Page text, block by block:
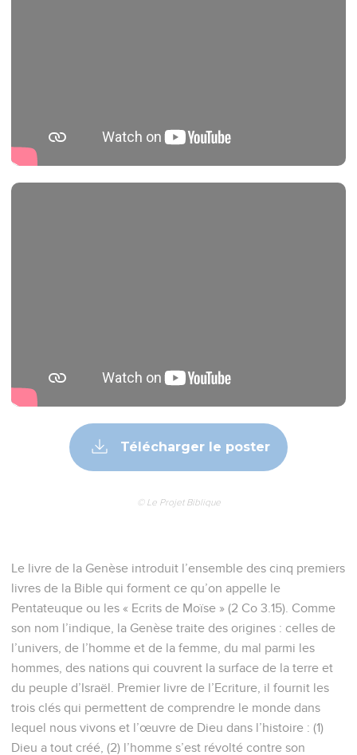
Télécharger le poster
© Le Projet Biblique
Le livre de la Genèse introduit l’ensemble des cinq premiers
livres de la Bible qui forment ce qu’on appelle le
Pentateuque ou les « Ecrits de Moïse » (2 Co 3.15). Comme
son nom l’indique, la Genèse traite des origines : celles de
l’univers, de l’homme et de la femme, du mal parmi les
hommes, des nations qui couvrent la surface de la terre et
du peuple d’Israël. Premier livre de l’Ecriture, il fournit les
trois clés qui permettent de comprendre le monde dans
lequel nous vivons et l’œuvre de Dieu dans l’histoire : (1)
Dieu a tout créé, (2) l’homme s’est révolté contre son